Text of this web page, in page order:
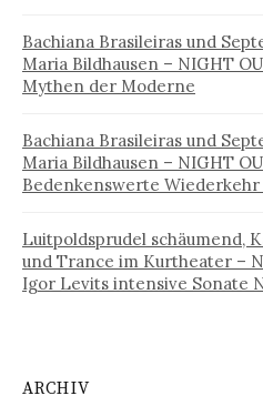
Bachiana Brasileiras und
Maria Bildhausen – NIGHT
Mythen der Moderne
Bachiana Brasileiras und
Maria Bildhausen – NIGHT
Bedenkenswerte
Luitpoldsprudel schäumend,
und Trance im Kurtheater –
Igor Levits intensive Sonate
ARCHIV